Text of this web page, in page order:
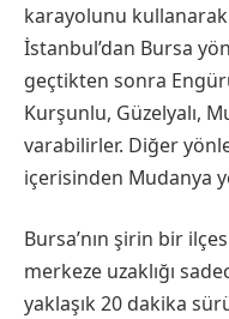
karayolunu
İstanbul’dan Bursa
geçtikten sonra
Kurşunlu, Güzelyalı,
varabilirler. Diğer
içerisinden Mudanya
Bursa’nın şirin bir
merkeze uzaklığı
yaklaşık 20 dakika